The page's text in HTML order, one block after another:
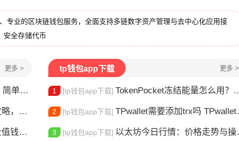
专业的区块链钱包服务，全面支持多链数字资产管理与去中心化应用接
安全存储代币
更多 >
余钱包
就会
就懂了
tp钱包app下载 更多 >
1 [tp钱包app下载] TokenPocket冻结能量怎么用？TRX冻结获取能量详解
2 [tp钱包app下载] TPwallet需要添加trx吗 TPwallet要不要充TRX？一文说清
3 [tp钱包app下载] 以太坊今日行情：价格走势与操作建议